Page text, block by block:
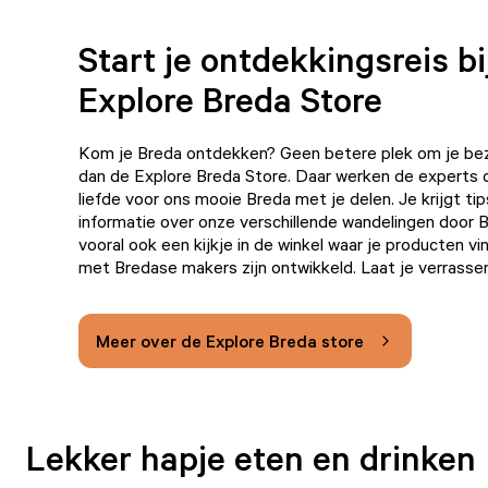
Start je ontdekkingsreis
Explore Breda Store
Kom je Breda ontdekken? Geen betere plek om je
dan de Explore Breda Store. Daar werken de experts
liefde voor ons mooie Breda met je delen. Je krijgt
informatie over onze verschillende wandelingen door
vooral ook een kijkje in de winkel waar je producten
met Bredase makers zijn ontwikkeld. Laat je
Meer over de Explore Breda store
Lekker hapje eten en drinken